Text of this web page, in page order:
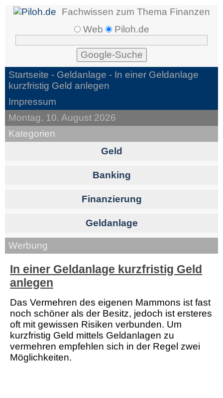
Fachwissen zum Thema Finanzen
Web
Piloh.de
Startseite - Geldanlage - In einer Geldanlage
kurzfristig Geld anlegen
Impressum
Montag, 10. August 2026
Kategorien
Geld
Banking
Finanzierung
Geldanlage
Werbung
In einer Geldanlage kurzfristig Geld
anlegen
Das Vermehren des eigenen Mammons ist fast
noch schöner als der Besitz, jedoch ist ersteres
oft mit gewissen Risiken verbunden. Um
kurzfristig Geld mittels Geldanlagen zu
vermehren empfehlen sich in der Regel zwei
Möglichkeiten.